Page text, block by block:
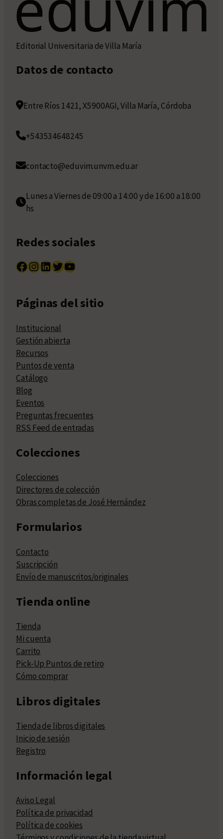
Editorial Universitaria de Villa María
Datos de contacto
Entre Ríos 1421, X5900AGI, Villa María, Córdoba
+543534648245
contacto@eduvim.unvm.edu.ar
Lunes a Viernes de 09:00 a 14:00 y de 16:00 a 18:00
hs
Redes sociales
Facebook InstagramLinkedIn Twitter YouTube
Páginas del sitio
Institucional
Gestión abierta
Recursos
Puntos de venta
Catálogo
Blog
Eventos
Preguntas frecuentes
RSS Feed de entradas
Colecciones
Colecciones
Directores de colección
Obras completas de José Hernández
Formularios
Contacto
Suscripción
Envío de manuscritos/originales
Tienda online
Tienda
Mi cuenta
Carrito
Pick-Up Puntos de retiro
Cómo comprar
Libros digitales
Tienda de libros digitales
Inicio de sesión
Registro
Información legal
Aviso Legal
Política de privacidad
Política de cookies